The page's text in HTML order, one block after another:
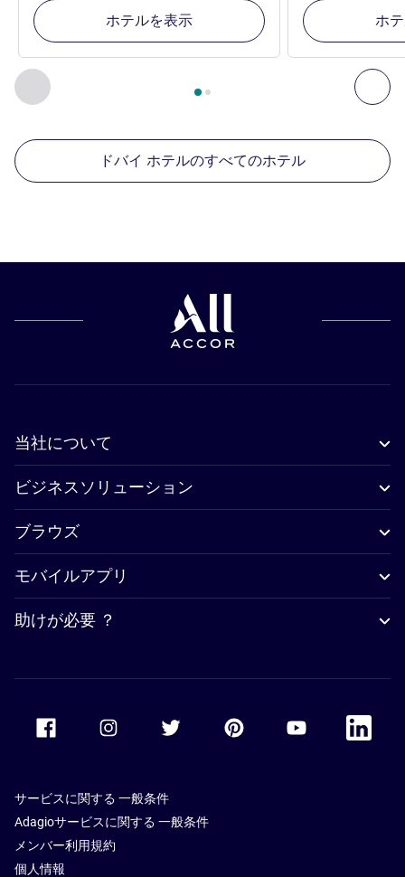
前に戻る - 周辺の他の施設 次
2ページ中 , 周辺の他の施設 1 :, 周辺の他の施設 2
ホテルを表示 ホ
ドバイ ホテルのすべてのホテル
当社について
ビジネスソリューション
ブラウズ
モバイルアプリ
助けが必要 ？
Accor Facebook Accor TwitterAccor PinterestAccor Youtube
Accor
サービスに関する 一般条件
Adagioサービスに関する 一般条件
メンバー利用規約
個人情報